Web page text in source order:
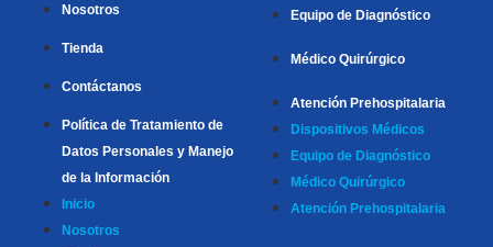
Nosotros
Tienda
Contáctanos
Política de Tratamiento de
Datos Personales y Manejo
de la Información
Inicio
Nosotros
Equipo de Diagnóstico
Médico Quirúrgico
Atención Prehospitalaria
Dispositivos Médicos
Equipo de Diagnóstico
Médico Quirúrgico
Atención Prehospitalaria